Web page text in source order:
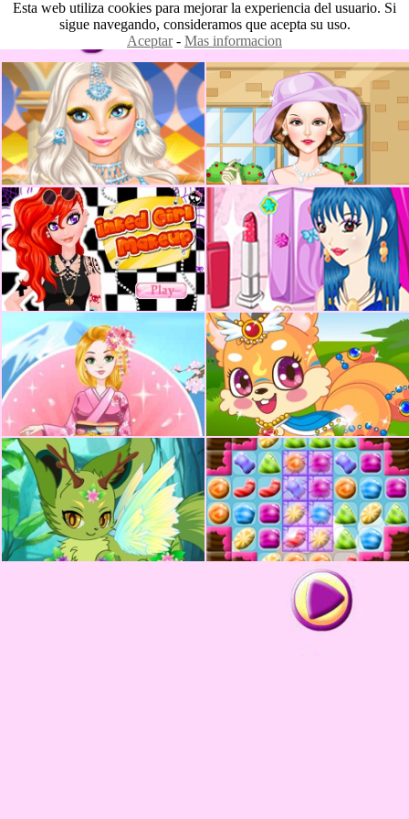
Esta web utiliza cookies para mejorar la experiencia del usuario. Si
sigue navegando, consideramos que acepta su uso.
Aceptar- Mas informacion